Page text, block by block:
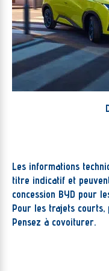
Les informations
titre indicatif et
concession BYD pour
Pour les trajets
Pensez à covoiturer.